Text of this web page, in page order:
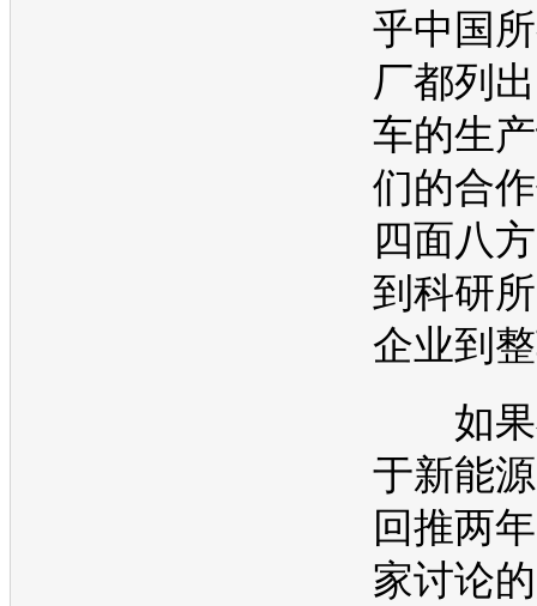
乎中国
厂都列
车的生
们的合
四面八
到科研
企业到
如果
于新能源
回推两
家讨论